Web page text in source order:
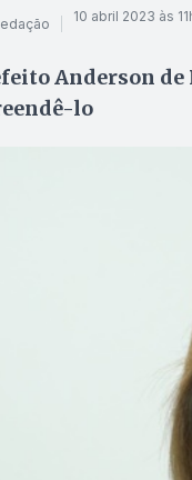
10 abril 2023 às
Anderson de
lo